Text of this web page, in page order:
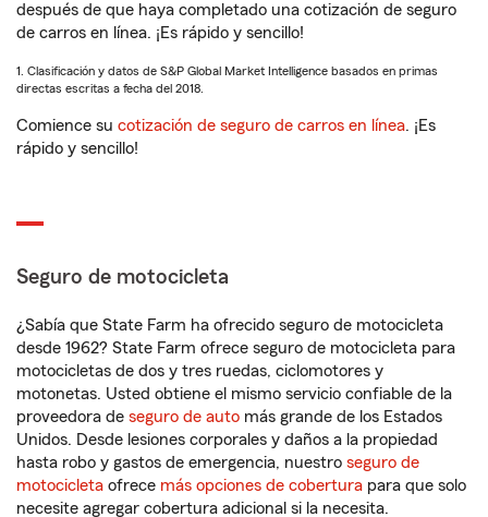
después de que haya completado una cotización de seguro
de carros en línea. ¡Es rápido y sencillo!
1. Clasificación y datos de S&P Global Market Intelligence basados en primas
directas escritas a fecha del 2018.
Comience su cotización de seguro de carros en línea. ¡Es
rápido y sencillo!
Seguro de motocicleta
¿Sabía que State Farm ha ofrecido seguro de motocicleta
desde 1962? State Farm ofrece seguro de motocicleta para
motocicletas de dos y tres ruedas, ciclomotores y
motonetas. Usted obtiene el mismo servicio confiable de la
proveedora de seguro de auto más grande de los Estados
Unidos. Desde lesiones corporales y daños a la propiedad
hasta robo y gastos de emergencia, nuestro seguro de
motocicleta ofrece más opciones de cobertura para que solo
necesite agregar cobertura adicional si la necesita.